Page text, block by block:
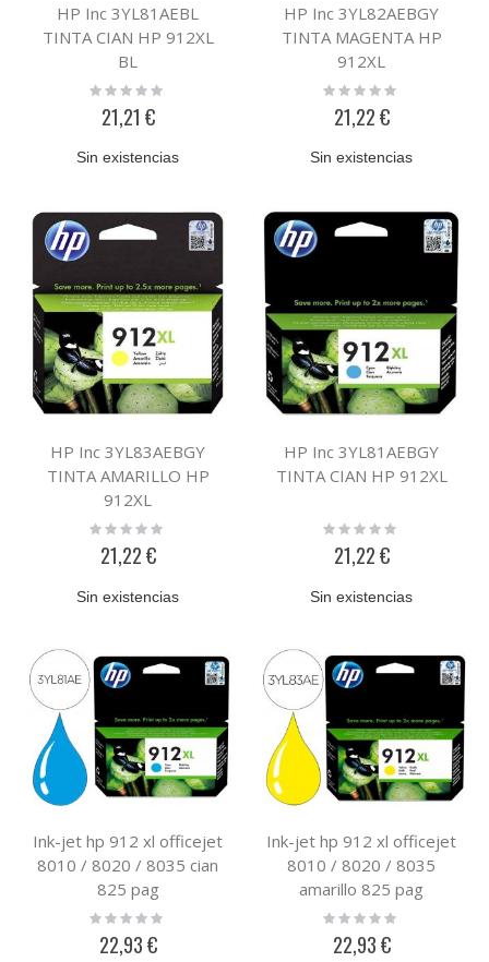
HP Inc 3YL81AEBL
TINTA CIAN HP 912XL
BL
Rating:
21,21 €
Sin existencias
HP Inc 3YL82AEBGY
TINTA MAGENTA HP
912XL
Rating:
21,22 €
Sin existencias
HP Inc 3YL83AEBGY
TINTA AMARILLO HP
912XL
Rating:
21,22 €
Sin existencias
HP Inc 3YL81AEBGY
TINTA CIAN HP 912XL
Rating:
21,22 €
Sin existencias
Ink-jet hp 912 xl officejet
8010 / 8020 / 8035 cian
825 pag
Rating:
22,93 €
Ink-jet hp 912 xl officejet
8010 / 8020 / 8035
amarillo 825 pag
Rating:
22,93 €